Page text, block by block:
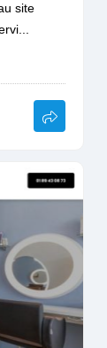
site